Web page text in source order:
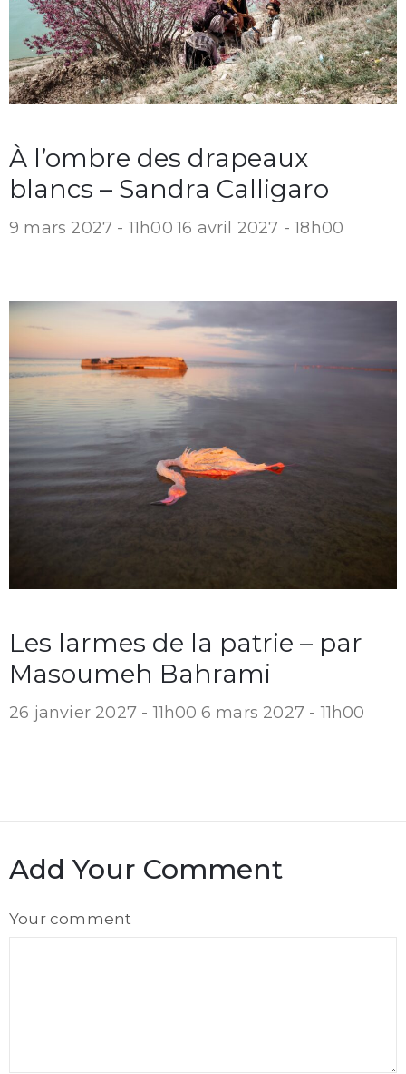
À l’ombre des drapeaux
blancs – Sandra Calligaro
9 mars 2027 - 11h00 16 avril 2027 - 18h00
Les larmes de la patrie – par
Masoumeh Bahrami
26 janvier 2027 - 11h00 6 mars 2027 - 11h00
Add Your Comment
Your comment